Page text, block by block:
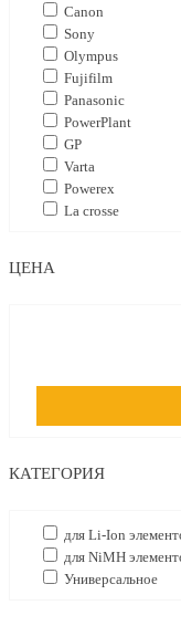
Canon
Sony
Olympus
Fujifilm
Panasonic
PowerPlant
GP
Varta
Powerex
La crosse
ЦЕНА
КАТЕГОРИЯ
для Li-Ion
для NiMH
Универсальное